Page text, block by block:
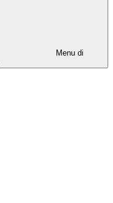
Menu di